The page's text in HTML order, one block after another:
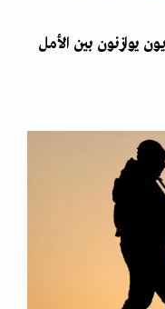
يوازنون بين الأمل